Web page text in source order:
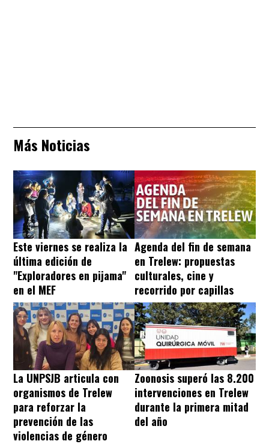
Más Noticias
Este viernes se realiza la
última edición de
"Exploradores en pijama"
en el MEF
Agenda del fin de semana
en Trelew: propuestas
culturales, cine y
recorrido por capillas
La UNPSJB articula con
organismos de Trelew
para reforzar la
prevención de las
violencias de género
Zoonosis superó las 8.200
intervenciones en Trelew
durante la primera mitad
del año